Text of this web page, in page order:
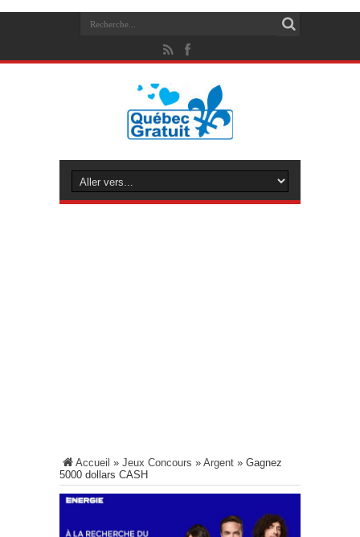
Accueil » Jeux Concours » Argent » Gagnez
5000 dollars CASH